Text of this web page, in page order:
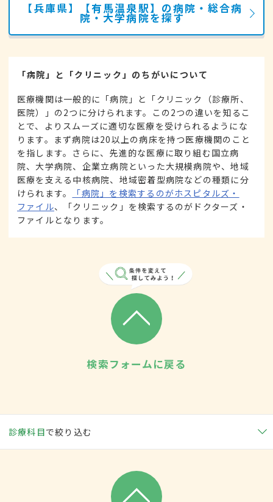
【兵庫県】【有馬温泉駅】の病院・総合病
院・大学病院を探す
「病院」と「クリニック」のちがいについて
医療機関は一般的に「病院」と「クリニック（診療所、
医院）」の2つに分けられます。この2つの違いを知るこ
とで、よりスムーズに適切な医療を受けられるようにな
ります。まず病院は20以上の病床を持つ医療機関のこと
を指します。さらに、先進的な医療に取り組む国立病
院、大学病院、企業立病院といった大規模病院や、地域
医療を支える中核病院、地域密着型病院などの種類に分
けられます。
「病院」を検索するのがホスピタルズ・
ファイル、「クリニック」を検索するのがドクターズ・
ファイルとなります。
検索フォームに戻る
診療科目で絞り込む